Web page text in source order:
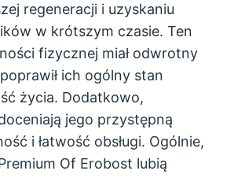
regeneracji i uzyskaniu
w krótszym czasie. Ten
fizycznej miał odwrotny
ich ogólny stan
życia. Dodatkowo,
jego przystępną
i łatwość obsługi. Ogólnie,
Of Erobost lubią